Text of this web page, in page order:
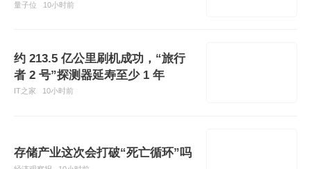
量子位 10小时前
约 213.5 亿公里刷机成功，“旅行
者 2 号”探测器延寿至少 1 年
IT之家 10小时前
存储产业这次会打破“死亡循环”吗